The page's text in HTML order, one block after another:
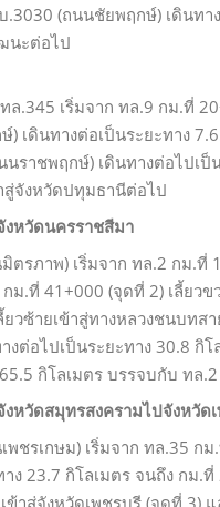
(ถนนชัยพฤกษ์) เดินทา
นะต่อไป
ล.345 เริ่มจาก ทล.9 กม.ที่
เดินทางต่อเป็นระยะทาง
ราชพฤกษ์) เดินทางต่อไปเ
สู่จังหวัดปทุมธานีต่อไป
งหวัดนครราชสีมา
ตรภาพ) เริ่มจาก ทล.2 กม.ที่
ม.ที่ 41+000 (จุดที่ 2) เลี้ยว
วซ้ายเข้าสู่ทางหลวงชนบทส
ต่อไปเป็นระยะทาง 30.8 กิ
กิโลเมตร บรรจบกับ ทล
งหวัดสมุทรสงครามไปจังหวัด
พชรเกษม) เริ่มจาก ทล.35
ง 23.7 กิโลเมตร จนถึง กม.